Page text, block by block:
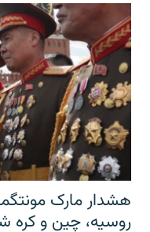
هشدار مارک
روسیه، چین و کره